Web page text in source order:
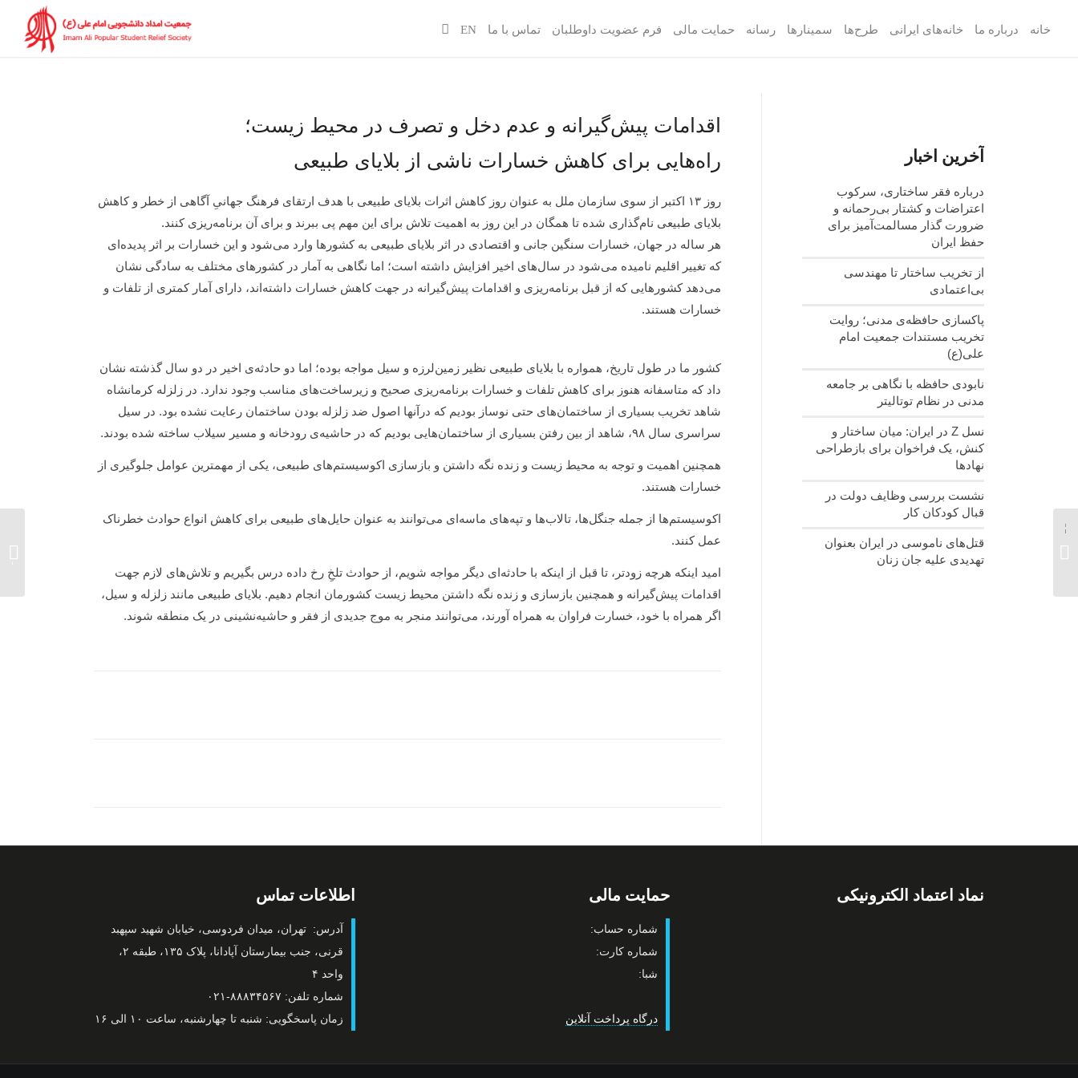
خانه درباره ما خانه‌های ایرانی طرح‌ها سمینارها رسانه حمایت مالی فرم عضویت داوطلبان تماس با ما EN
اقدامات پیش‌گیرانه و عدم دخل و تصرف در محیط زیست؛
راه‌هایی برای کاهش خسارات ناشی از بلایای طبیعی
روز ۱۳ اکتبر از سوی سازمان ملل به عنوان روز کاهش اثرات بلایای طبیعی با هدف ارتقای فرهنگ جهانیِ آگاهی از خطر و کاهش
بلایای طبیعی نام‌گذاری شده تا همگان در این روز به اهمیت تلاش برای این مهم پی ببرند و برای آن برنامه‌ریزی کنند.
هر ساله در جهان، خسارات سنگین جانی و اقتصادی در اثر بلایای طبیعی به کشورها وارد می‌شود و این خسارات بر اثر پدیده‌ای
که تغییر اقلیم نامیده می‌شود در سال‌های اخیر افزایش داشته است؛ اما نگاهی به آمار در کشورهای مختلف به سادگی نشان
می‌دهد کشورهایی که از قبل برنامه‌ریزی و اقدامات پیش‌گیرانه در جهت کاهش خسارات داشته‌اند، دارای آمار کمتری از تلفات و
خسارات هستند.
کشور ما در طول تاریخ، همواره با بلایای طبیعی نظیر زمین‌لرزه و سیل مواجه بوده؛ اما دو حادثه‌ی اخیر در دو سال گذشته نشان
داد که متاسفانه هنوز برای کاهش تلفات و خسارات برنامه‌ریزی صحیح و زیرساخت‌های مناسب وجود ندارد. در زلزله کرمانشاه
شاهد تخریب بسیاری از ساختمان‌های حتی نوساز بودیم که درآنها اصول ضد زلزله بودن ساختمان رعایت نشده بود. در سیل
سراسری سال ۹۸، شاهد از بین رفتن بسیاری از ساختمان‌هایی بودیم که در حاشیه‌‌ی رودخانه و مسیر سیلاب ساخته شده بودند.
همچنین اهمیت و توجه به محیط زیست و زنده نگه داشتن و بازسازی اکوسیستم‌های طبیعی، یکی از مهمترین عوامل جلوگیری از
خسارات هستند.
اکوسیستم‌ها از جمله جنگل‌ها، تالاب‌ها و تپه‌های ماسه‌ای می‌توانند به عنوان حایل‌های طبیعی برای کاهش انواع حوادث خطرناک
عمل کنند.
امید اینکه هرچه زودتر، تا قبل از اینکه با حادثه‌ای دیگر مواجه شویم، از حوادث تلخِ رخ داده درس بگیریم و تلاش‌های لازم‌ جهت
اقدامات‌ پیش‌گیرانه و همچنین بازسازی و زنده نگه داشتن محیط زیست کشورمان انجام دهیم. بلایای طبیعی مانند زلزله و سیل،
اگر همراه با خود، خسارت فراوان به همراه آورند، می‌توانند منجر به موج جدیدی از فقر و حاشیه‌نشینی در یک منطقه شوند.
آخرین اخبار
درباره فقر ساختاری، سرکوب
اعتراضات و کشتار بی‌رحمانه و
ضرورت گذار مسالمت‌آمیز برای
حفظ ایران
از تخریب ساختار تا مهندسی
بی‌اعتمادی
پاکسازی حافظه‌ی مدنی؛ روایت
تخریب مستندات جمعیت امام
علی(ع)
نابودی حافظه با نگاهی بر جامعه
مدنی در نظام توتالیتر
نسل‌ Z در ایران: میان ساختار و
کنش، یک فراخوان برای بازطراحی
نهادها
نشست بررسی وظایف دولت در
قبال کودکان کار
قتل‌های ناموسی در ایران بعنوان
تهدیدی علیه جان زنان
اطلاعات تماس
آدرس: تهران، میدان فردوسی، خیابان شهید سپهبد
قرنی، جنب بیمارستان آپادانا، پلاک ۱۳۵، طبقه ۲،
واحد ۴
شماره تلفن: ۸۸۸۳۴۵۶۷-۰۲۱
زمان پاسخگویی: شنبه تا چهارشنبه، ساعت ۱۰ الی ۱۶
حمایت مالی
شماره حساب:
شماره کارت:
شبا:
درگاه پرداخت آنلاین
نماد اعتماد الکترونیکی
روز
گزارش‌های فصلی خانه
ایرانی دروازه غار در سال